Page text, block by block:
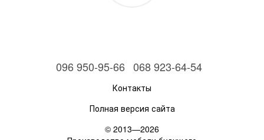
096 950-95-66 068 923-64-54
Контакты
Полная версия сайта
© 2013—2026